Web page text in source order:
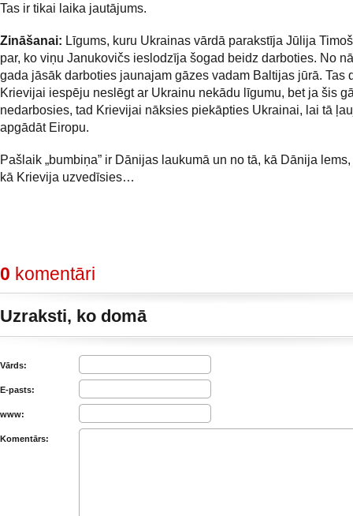
Tas ir tikai laika jautājums.
Zināšanai: Līgums, kuru Ukrainas vārdā parakstīja Jūlija
par, ko viņu Janukovičs ieslodzīja šogad beidz darboties. No
gada jāsāk darboties jaunajam gāzes vadam Baltijas jūrā. Tas
Krievijai iespēju neslēgt ar Ukrainu nekādu līgumu, bet ja šis
nedarbosies, tad Krievijai nāksies piekāpties Ukrainai, lai tā
apgādāt Eiropu.
Pašlaik „bumbiņa” ir Dānijas laukumā un no tā, kā Dānija
kā Krievija uzvedīsies…
0 komentāri
Uzraksti, ko domā
Vārds:
E-pasts:
www:
Komentārs: